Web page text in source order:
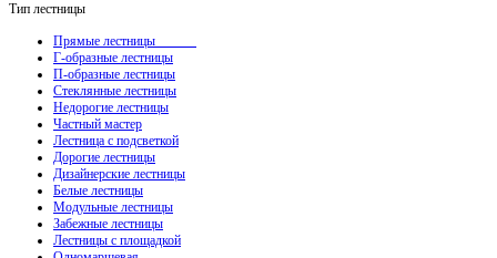
Тип лестницы
Прямые лестницы
Г-образные лестницы
П-образные лестницы
Стеклянные лестницы
Недорогие лестницы
Частный мастер
Лестница с подсветкой
Дорогие лестницы
Дизайнерские лестницы
Белые лестницы
Модульные лестницы
Забежные лестницы
Лестницы с площадкой